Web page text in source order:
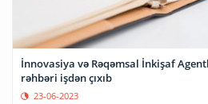
İnnovasiya və Rəqəmsal İnkişaf
rəhbəri işdən çıxıb
23-06-2023